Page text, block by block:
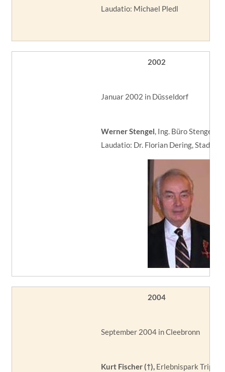
Laudatio: Michael Pledl
2002
Januar 2002 in Düsseldorf
Werner Stengel, Ing. Büro Stengel
Laudatio: Dr. Florian Dering,
2004
September 2004 in Cleebronn
Kurt Fischer (†),Erlebnispark